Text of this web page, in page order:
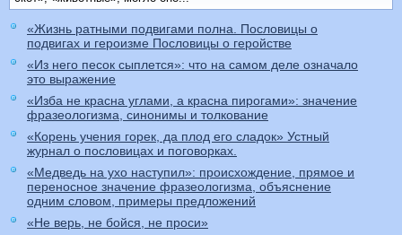
«Жизнь ратными подвигами полна. Пословицы о
подвигах и героизме Пословицы о геройстве
«Из него песок сыплется»: что на самом деле означало
это выражение
«Изба не красна углами, а красна пирогами»: значение
фразеологизма, синонимы и толкование
«Корень учения горек, да плод его сладок» Устный
журнал о пословицах и поговорках.
«Медведь на ухо наступил»: происхождение, прямое и
переносное значение фразеологизма, объяснение
одним словом, примеры предложений
«Не верь, не бойся, не проси»